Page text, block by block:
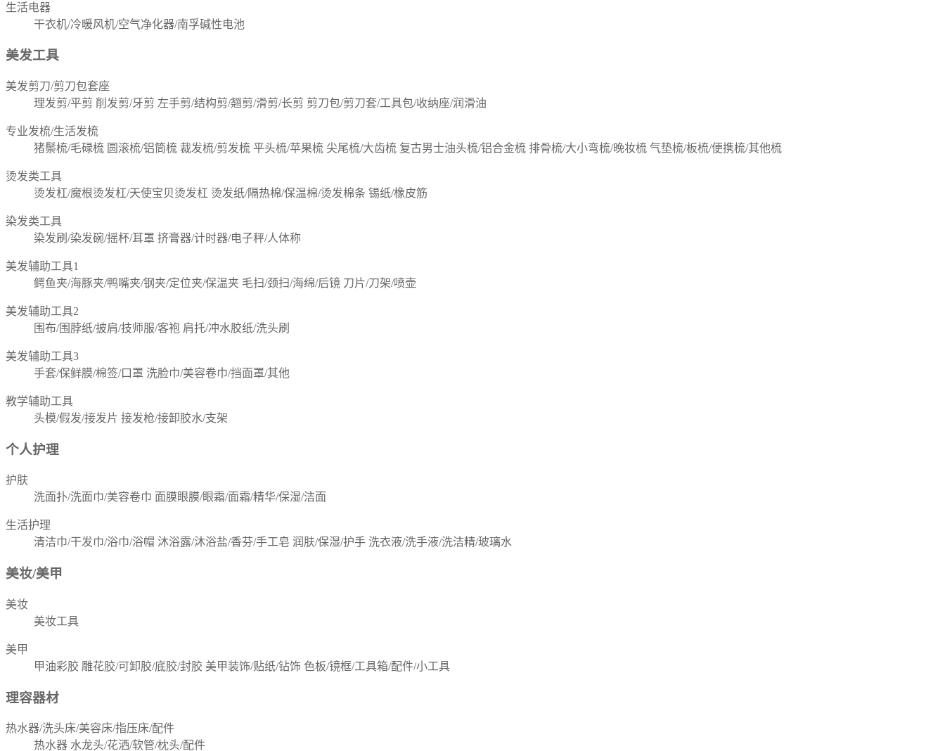
生活电器
干衣机/冷暖风机/空气净化器/南孚碱性电池
美发工具
美发剪刀/剪刀包套座
理发剪/平剪 削发剪/牙剪 左手剪/结构剪/翘剪/滑剪/长剪 剪刀包/剪刀套/工具包/收纳座/润滑油
专业发梳/生活发梳
猪鬃梳/毛碌梳 圆滚梳/铝筒梳 裁发梳/剪发梳 平头梳/苹果梳 尖尾梳/大齿梳 复古男士油头梳/铝合金梳 排骨梳/大小弯梳/晚妆梳 气垫梳/板梳/便携梳/其他梳
烫发类工具
烫发杠/魔根烫发杠/天使宝贝烫发杠 烫发纸/隔热棉/保温棉/烫发棉条 锡纸/橡皮筋
染发类工具
染发刷/染发碗/摇杯/耳罩 挤膏器/计时器/电子秤/人体称
美发辅助工具1
鳄鱼夹/海豚夹/鸭嘴夹/钢夹/定位夹/保温夹 毛扫/颈扫/海绵/后镜 刀片/刀架/喷壶
美发辅助工具2
围布/围脖纸/披肩/技师服/客袍 肩托/冲水胶纸/洗头刷
美发辅助工具3
手套/保鲜膜/棉签/口罩 洗脸巾/美容卷巾/挡面罩/其他
教学辅助工具
头模/假发/接发片 接发枪/接卸胶水/支架
个人护理
护肤
洗面扑/洗面巾/美容卷巾 面膜眼膜/眼霜/面霜/精华/保湿/洁面
生活护理
清洁巾/干发巾/浴巾/浴帽 沐浴露/沐浴盐/香芬/手工皂 润肤/保湿/护手 洗衣液/洗手液/洗洁精/玻璃水
美妆/美甲
美妆
美妆工具
美甲
甲油彩胶 雕花胶/可卸胶/底胶/封胶 美甲装饰/贴纸/钻饰 色板/镜框/工具箱/配件/小工具
理容器材
热水器/洗头床/美容床/指压床/配件
热水器 水龙头/花洒/软管/枕头/配件